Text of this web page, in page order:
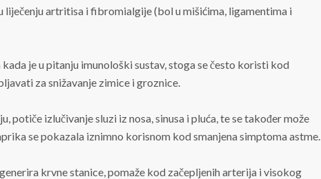
liječenju artritisa i fibromialgije (bol u mišićima, ligamentima i
je u pitanju imunološki sustav, stoga se često koristi kod
za snižavanje zimice i groznice.
potiče izlučivanje sluzi iz nosa, sinusa i pluća, te se također može
se pokazala iznimno korisnom kod smanjena simptoma astme.
krvne stanice, pomaže kod začepljenih arterija i visokog